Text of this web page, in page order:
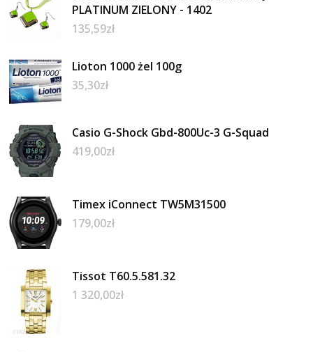
PLATINUM ZIELONY - 1402
135,59zł
Lioton 1000 żel 100g
35,30zł
Casio G-Shock Gbd-800Uc-3 G-Squad
419,00zł
Timex iConnect TW5M31500
179,00zł
Tissot T60.5.581.32
1 320,00zł